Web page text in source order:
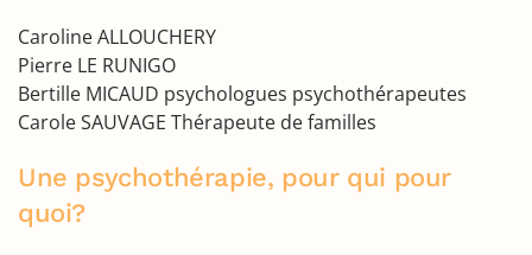
Caroline ALLOUCHERY
Pierre LE RUNIGO
Bertille MICAUD psychologues psychothérapeutes
Carole SAUVAGE Thérapeute de familles
Une psychothérapie, pour qui pour
quoi?